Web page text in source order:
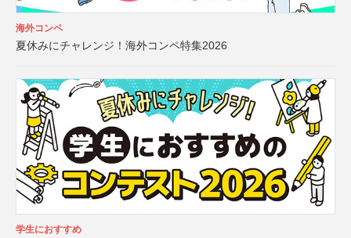
海外コンペ
夏休みにチャレンジ！海外コンペ特集2026
学生におすすめ